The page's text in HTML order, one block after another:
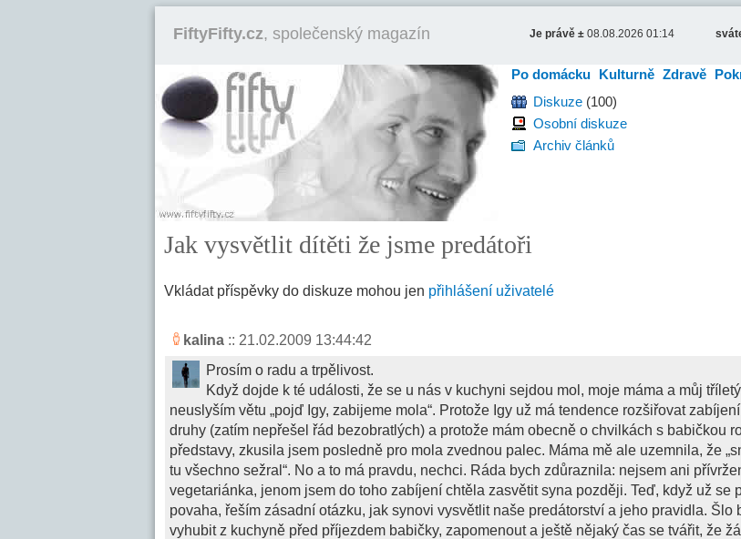
FiftyFifty.cz, společenský magazín Je právě ± 08.08.2026 01:14
Po domácku Kulturně Zdravě
Diskuze (100)
Osobní diskuze
Archiv článků
Jak vysvětlit dítěti že jsme predátoři
Vkládat příspěvky do diskuze mohou jen přihlášení uživatelé
kalina :: 21.02.2009 13:44:42
Prosím o radu a trpělivost.
Když dojde k té události, že se u nás v kuchyni sejdou mol, moje máma a můj
neuslyším větu „pojď Igy, zabijeme mola“. Protože Igy už má tendence rozšiřovat
druhy (zatím nepřešel řád bezobratlých) a protože mám obecně o chvilkách s babičkou
představy, zkusila jsem posledně pro mola zvednou palec. Máma mě ale uzemnila, že
tu všechno sežral“. No a to má pravdu, nechci. Ráda bych zdůraznila: nejsem ani
vegetariánka, jenom jsem do toho zabíjení chtěla zasvětit syna později. Teď, když už se
povaha, řeším zásadní otázku, jak synovi vysvětlit naše predátorství a jeho pravidla. Šlo
vyhubit z kuchyně před příjezdem babičky, zapomenout a ještě nějaký čas se tvářit, že